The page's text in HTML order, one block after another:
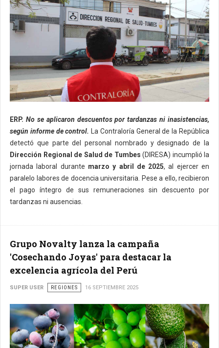
ERP. No se aplicaron descuentos por tardanzas ni inasistencias,
según informe de control. La Contraloría General de la República
detectó que parte del personal nombrado y designado de la
Dirección Regional de Salud de Tumbes (DIRESA) incumplió la
jornada laboral durante marzo y abril de 2025, al ejercer en
paralelo labores de docencia universitaria. Pese a ello, recibieron
el pago íntegro de sus remuneraciones sin descuento por
tardanzas ni ausencias.
Grupo Novalty lanza la campaña
'Cosechando Joyas' para destacar la
excelencia agrícola del Perú
SUPER USER REGIONES 16 SEPTIEMBRE 2025